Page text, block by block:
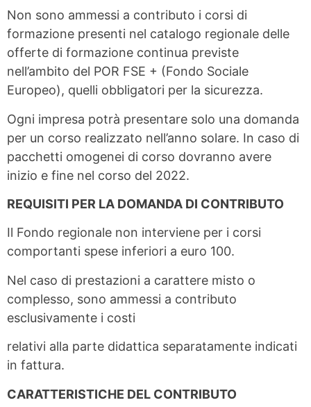
Non sono ammessi a contributo i corsi di
formazione presenti nel catalogo regionale delle
offerte di formazione continua previste
nell’ambito del POR FSE + (Fondo Sociale
Europeo), quelli obbligatori per la sicurezza.
Ogni impresa potrà presentare solo una domanda
per un corso realizzato nell’anno solare. In caso di
pacchetti omogenei di corso dovranno avere
inizio e fine nel corso del 2022.
REQUISITI PER LA DOMANDA DI CONTRIBUTO
Il Fondo regionale non interviene per i corsi
comportanti spese inferiori a euro 100.
Nel caso di prestazioni a carattere misto o
complesso, sono ammessi a contributo
esclusivamente i costi
relativi alla parte didattica separatamente indicati
in fattura.
CARATTERISTICHE DEL CONTRIBUTO